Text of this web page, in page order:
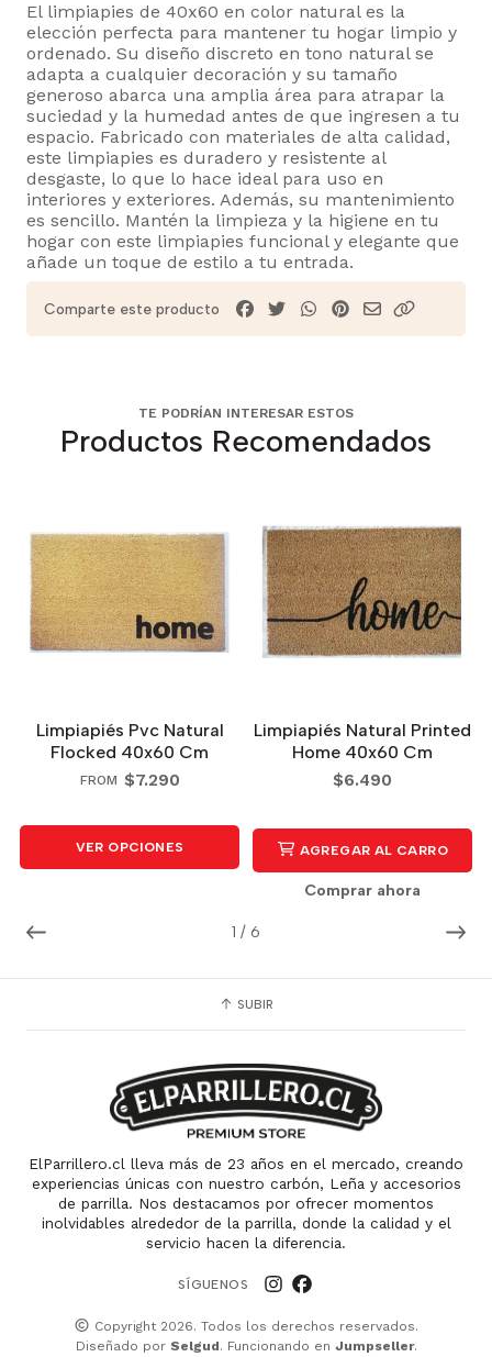
El limpiapies de 40x60 en color natural es la
elección perfecta para mantener tu hogar limpio y
ordenado. Su diseño discreto en tono natural se
adapta a cualquier decoración y su tamaño
generoso abarca una amplia área para atrapar la
suciedad y la humedad antes de que ingresen a tu
espacio. Fabricado con materiales de alta calidad,
este limpiapies es duradero y resistente al
desgaste, lo que lo hace ideal para uso en
interiores y exteriores. Además, su mantenimiento
es sencillo. Mantén la limpieza y la higiene en tu
hogar con este limpiapies funcional y elegante que
añade un toque de estilo a tu entrada.
Comparte este producto
TE PODRÍAN INTERESAR ESTOS
Productos Recomendados
1 / 6
Limpiapiés Pvc Natural
Flocked 40x60 Cm
FROM $7.290
VER OPCIONES
Limpiapiés Natural Printed
Home 40x60 Cm
$6.490
AGREGAR AL CARRO
Comprar ahora
SUBIR
ElParrillero.cl lleva más de 23 años en el mercado, creando
experiencias únicas con nuestro carbón, Leña y accesorios
de parrilla. Nos destacamos por ofrecer momentos
inolvidables alrededor de la parrilla, donde la calidad y el
servicio hacen la diferencia.
SÍGUENOS
Copyright 2026. Todos los derechos reservados.
Diseñado por Selgud. Funcionando en Jumpseller.